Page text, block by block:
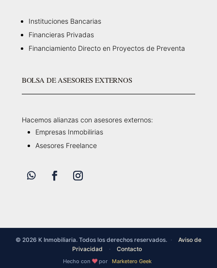
Instituciones Bancarias
Financieras Privadas
Financiamiento Directo en Proyectos de Preventa
BOLSA DE ASESORES EXTERNOS
Hacemos alianzas con asesores externos:
Empresas Inmobilirias
Asesores Freelance
© 2026 K Inmobiliaria. Todos los derechos reservados. ·
Aviso de
Privacidad
· Contacto
Hecho con ❤por Marketero Geek